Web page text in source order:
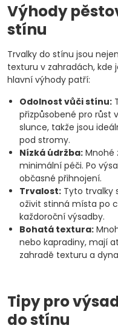
Výhody
stínu
Trvalky do stínu jsou
texturu v zahradách, kde
hlavní výhody patří:
Odolnost vůči stínu:
přizpůsobené pro růst
slunce, takže jsou
pod stromy.
Nízká údržba: Mnohé
minimální péči. Po
občasné přihnojení.
Trvalost: Tyto trvalky
oživit stinná místa po
každoroční výsadby.
Bohatá textura:
nebo kapradiny, mají
zahradě texturu a
Tipy pro
do stínu